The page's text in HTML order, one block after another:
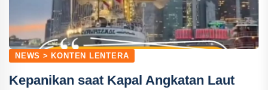
NEWS > KONTEN LENTERA
Kepanikan saat Kapal Angkatan Laut